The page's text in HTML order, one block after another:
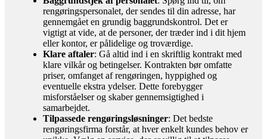
rengøringspersonalet, der sendes til din adresse, har
gennemgået en grundig baggrundskontrol. Det er
vigtigt at vide, at de personer, der træder ind i dit hjem
eller kontor, er pålidelige og troværdige.
Klare aftaler: Gå altid ind i en skriftlig kontrakt med
klare vilkår og betingelser. Kontrakten bør omfatte
priser, omfanget af rengøringen, hyppighed og
eventuelle ekstra ydelser. Dette forebygger
misforståelser og skaber gennemsigtighed i
samarbejdet.
Tilpassede rengøringsløsninger: Det bedste
rengøringsfirma forstår, at hver enkelt kundes behov er